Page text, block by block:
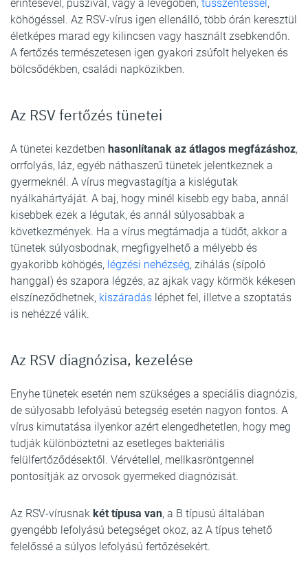
érintésével, puszival, vagy a levegőben, tüsszentéssel,
köhögéssel. Az RSV-vírus igen ellenálló, több órán keresztül
életképes marad egy kilincsen vagy használt zsebkendőn.
A fertőzés természetesen igen gyakori zsúfolt helyeken és
bölcsődékben, családi napközikben.
Az RSV fertőzés tünetei
A tünetei kezdetben hasonlítanak az átlagos megfázáshoz,
orrfolyás, láz, egyéb náthaszerű tünetek jelentkeznek a
gyermeknél. A vírus megvastagítja a kislégutak
nyálkahártyáját. A baj, hogy minél kisebb egy baba, annál
kisebbek ezek a légutak, és annál súlyosabbak a
következmények. Ha a vírus megtámadja a tüdőt, akkor a
tünetek súlyosbodnak, megfigyelhető a mélyebb és
gyakoribb köhögés, légzési nehézség, zihálás (sípoló
hanggal) és szapora légzés, az ajkak vagy körmök kékesen
elszíneződhetnek, kiszáradás léphet fel, illetve a szoptatás
is nehézzé válik.
Az RSV diagnózisa, kezelése
Enyhe tünetek esetén nem szükséges a speciális diagnózis,
de súlyosabb lefolyású betegség esetén nagyon fontos. A
vírus kimutatása ilyenkor azért elengedhetetlen, hogy meg
tudják különböztetni az esetleges bakteriális
felülfertőződésektől. Vérvétellel, mellkasröntgennel
pontosítják az orvosok gyermeked diagnózisát.
Az RSV-vírusnak két típusa van, a B típusú általában
gyengébb lefolyású betegséget okoz, az A típus tehető
felelőssé a súlyos lefolyású fertőzésekért.